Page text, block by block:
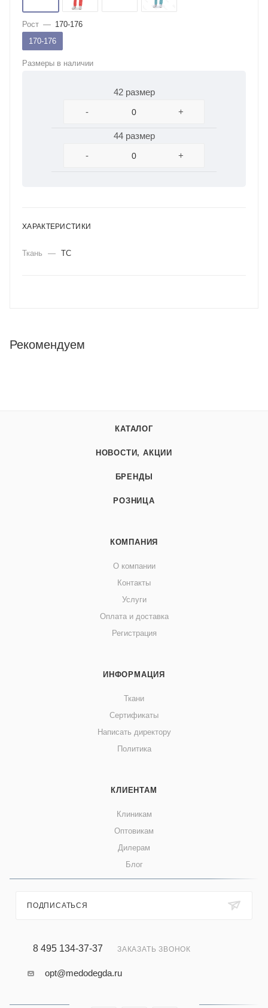
Рост — 170-176
170-176
Размеры в наличии
42 размер
-
+
44 размер
-
+
ХАРАКТЕРИСТИКИ
Ткань — ТС
Рекомендуем
КАТАЛОГ
НОВОСТИ, АКЦИИ
БРЕНДЫ
РОЗНИЦА
КОМПАНИЯ
О компании
Контакты
Услуги
Оплата и доставка
Регистрация
ИНФОРМАЦИЯ
Ткани
Сертификаты
Написать директору
Политика
КЛИЕНТАМ
Клиникам
Оптовикам
Дилерам
Блог
ПОДПИСАТЬСЯ
8 495 134-37-37 ЗАКАЗАТЬ ЗВОНОК
opt@medodegda.ru